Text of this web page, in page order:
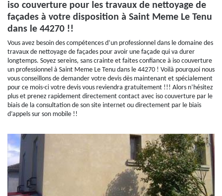
iso couverture pour les travaux de nettoyage de
façades à votre disposition à Saint Meme Le Tenu
dans le 44270 !!
Vous avez besoin des compétences d’un professionnel dans le domaine des
travaux de nettoyage de façades pour avoir une façade qui va durer
longtemps. Soyez sereins, sans crainte et faites confiance à iso couverture
un professionnel à Saint Meme Le Tenu dans le 44270 ! Voilà pourquoi nous
vous conseillons de demander votre devis dès maintenant et spécialement
pour ce mois-ci votre devis vous reviendra gratuitement !!! Alors n’hésitez
plus et prenez rapidement directement contact avec iso couverture par le
biais de la consultation de son site internet ou directement par le biais
d’appels sur son mobile !!